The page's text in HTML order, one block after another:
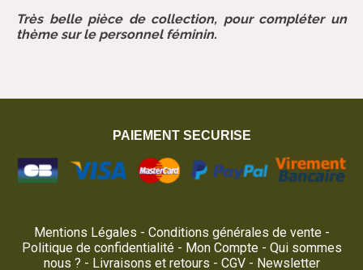
Très belle pièce de collection, pour compléter un
thème sur le personnel féminin.
PAIEMENT SECURISE
Mentions Légales
Conditions générales de vente
Politique de confidentialité
Mon Compte
Qui sommes
nous ?
Livraisons et retours CGV Newsletter